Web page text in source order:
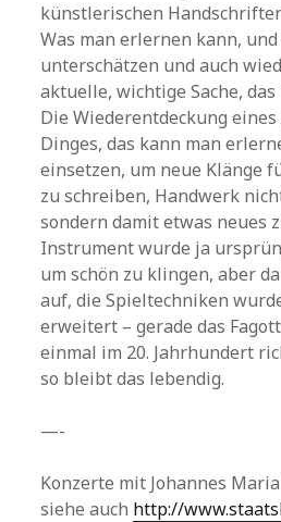
künstlerischen
Was man erlernen kann,
unterschätzen und auch
aktuelle, wichtige Sache,
Die Wiederentdeckung
Dinges, das kann man
einsetzen, um neue Klänge
zu schreiben, Handwerk
sondern damit etwas neues
Instrument wurde ja
um schön zu klingen, aber
auf, die Spieltechniken
erweitert – gerade das
einmal im 20. Jahrhundert
so bleibt das lebendig.
—-
Konzerte mit Johannes
siehe auch http://